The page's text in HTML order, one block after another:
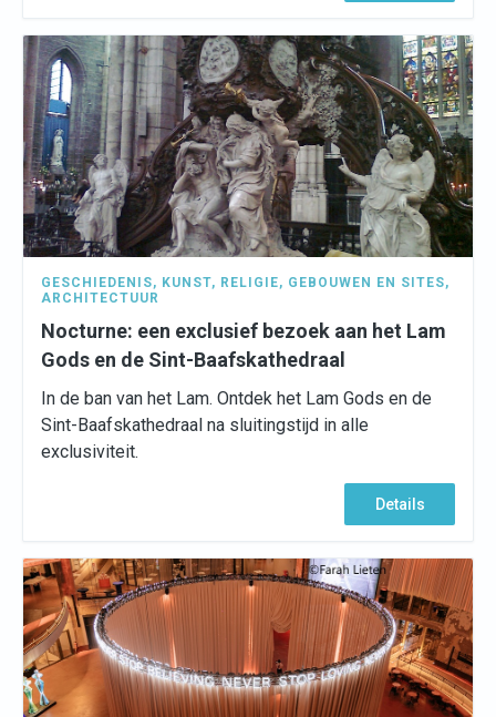
GESCHIEDENIS, KUNST, RELIGIE, GEBOUWEN EN SITES,
ARCHITECTUUR
Nocturne: een exclusief bezoek aan het Lam
Gods en de Sint-Baafskathedraal
In de ban van het Lam. Ontdek het Lam Gods en de
Sint-Baafskathedraal na sluitingstijd in alle
exclusiviteit.
Details